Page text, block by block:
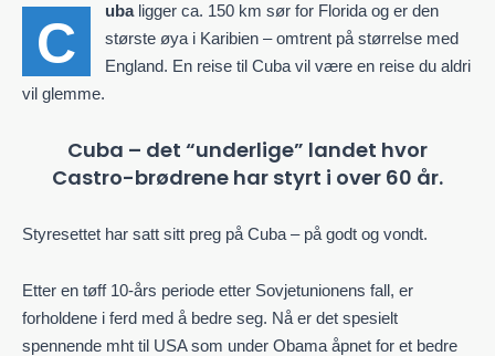
C
uba ligger ca. 150 km sør for Florida og er den
største øya i Karibien – omtrent på størrelse med
England. En reise til Cuba vil være en reise du aldri
vil glemme.
Cuba – det “underlige” landet hvor
Castro-brødrene har styrt i over 60 år.
Styresettet har satt sitt preg på Cuba – på godt og vondt.
Etter en tøff 10-års periode etter Sovjetunionens fall, er
forholdene i ferd med å bedre seg. Nå er det spesielt
spennende mht til USA som under Obama åpnet for et bedre